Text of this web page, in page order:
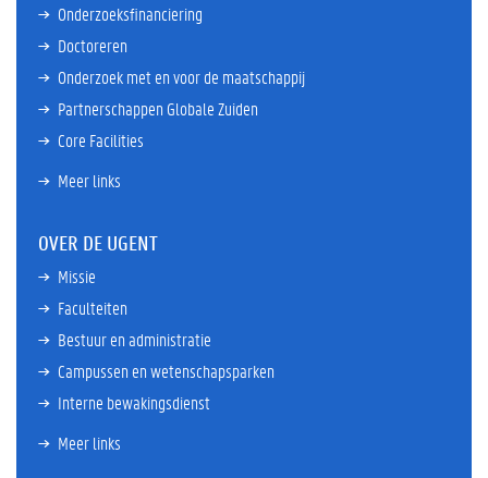
Onderzoeksfinanciering
Doctoreren
Onderzoek met en voor de maatschappij
Partnerschappen Globale Zuiden
Core Facilities
Meer links
OVER DE UGENT
Missie
Faculteiten
Bestuur en administratie
Campussen en wetenschapsparken
Interne bewakingsdienst
Meer links